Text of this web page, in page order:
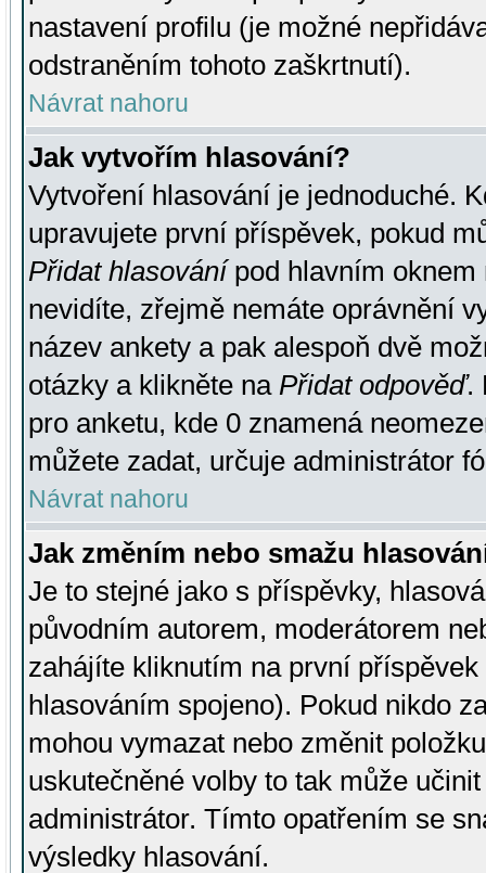
nastavení profilu (je možné
odstraněním tohoto zaškrtnutí).
Návrat nahoru
Jak vytvořím hlasování?
Vytvoření hlasování je jednoduché.
upravujete první příspěvek, pokud
Přidat hlasovánípod hlavním oknem
nevidíte, zřejmě nemáte oprávnění
název ankety a pak alespoň dvě
otázky a klikněte na Přidat odpověď.
pro anketu, kde 0 znamená
můžete zadat, určuje administrátor
Návrat nahoru
Jak změním nebo smažu
Je to stejné jako s příspěvky,
původním autorem, moderátorem
zahájíte kliknutím na první
hlasováním spojeno). Pokud nikdo
mohou vymazat nebo změnit
uskutečněné volby to tak může
administrátor. Tímto opatřením se
výsledky hlasování.